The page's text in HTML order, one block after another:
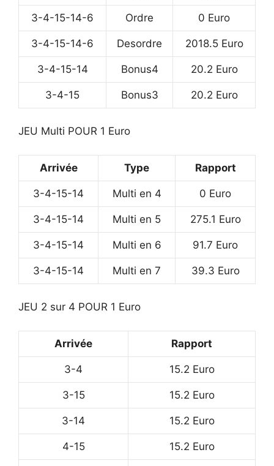
3-4-15-14-6 Ordre 0 Euro
3-4-15-14-6 Desordre 2018.5 Euro
3-4-15-14 Bonus4 20.2 Euro
3-4-15 Bonus3 20.2 Euro
JEU Multi POUR 1 Euro
Arrivée Type Rapport
3-4-15-14 Multi en 4 0 Euro
3-4-15-14 Multi en 5 275.1 Euro
3-4-15-14 Multi en 6 91.7 Euro
3-4-15-14 Multi en 7 39.3 Euro
JEU 2 sur 4 POUR 1 Euro
Arrivée Rapport
3-4 15.2 Euro
3-15 15.2 Euro
3-14 15.2 Euro
4-15 15.2 Euro